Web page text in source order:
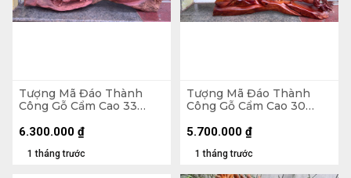
Tượng Mã Đáo Thành
Công Gỗ Cẩm Cao 33
1 tháng trước
6.300.000 ₫
Tượng Mã Đáo Thành
Công Gỗ Cẩm Cao 30
1 tháng trước
5.700.000 ₫